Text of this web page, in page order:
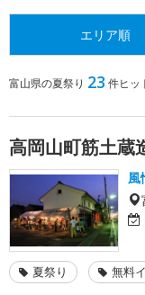
エリア順
富山県の夏祭り 23 件ヒッ
高岡山町筋土蔵
風
夏祭り 無料